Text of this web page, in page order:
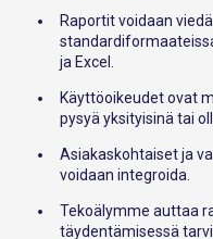
Raportit voidaan
ja Excel.
Käyttöoikeudet ovat
pysyä yksityisinä tai
Asiakaskohtaiset ja
voidaan integroida.
Tekoälymme auttaa
täydentämisessä